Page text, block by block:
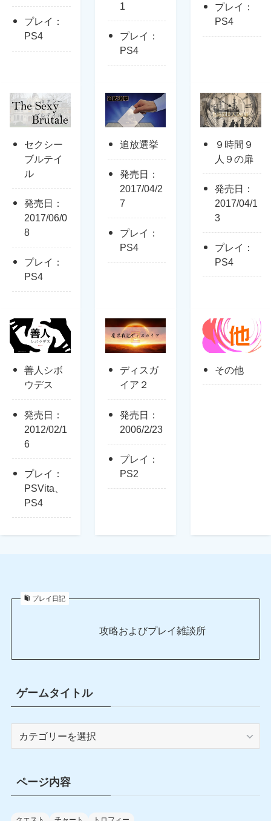
プレイ：
PS4
1
プレイ：
PS4
プレイ：
PS4
セクシー
ブルテイ
ル
発売日：
2017/06/0
8
プレイ：
PS4
追放選挙
発売日：
2017/04/2
7
プレイ：
PS4
９時間９
人９の扉
発売日：
2017/04/1
3
プレイ：
PS4
善人シボ
ウデス
発売日：
2012/02/1
6
プレイ：
PSVita、
PS4
ディスガ
イア２
発売日：
2006/2/23
プレイ：
PS2
その他
プレイ日記
攻略およびプレイ雑談所
ゲームタイトル
ページ内容